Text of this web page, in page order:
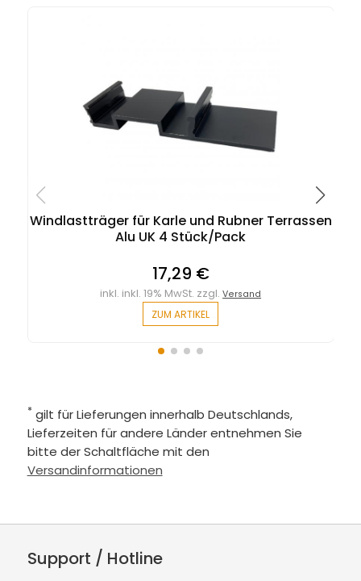
Windlastträger für Karle und Rubner Terrassen
Alu UK 4 Stück/Pack
17,29 €
inkl. inkl. 19% MwSt. zzgl.Versand
ZUM ARTIKEL
* gilt für Lieferungen innerhalb Deutschlands,
Lieferzeiten für andere Länder entnehmen Sie
bitte der Schaltfläche mit den
Versandinformationen
Support / Hotline